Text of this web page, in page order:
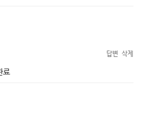
답변 삭제
료